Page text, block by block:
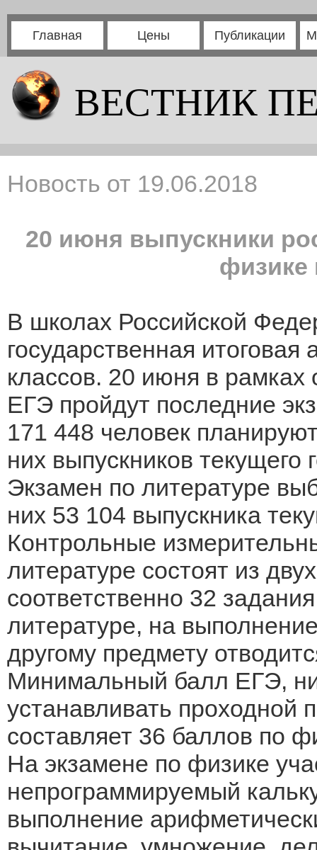
Главная Цены Публикации
ВЕСТНИК
Новость от 19.06.2018
20 июня выпускники
физике
В школах Российской
государственная итоговая
классов. 20 июня в рамках
ЕГЭ пройдут последние
171 448 человек
них выпускников текущего
Экзамен по литературе
них 53 104 выпускника
Контрольные
литературе состоят из
соответственно 32
литературе, на
другому предмету
Минимальный балл ЕГЭ,
устанавливать проходной
составляет 36 баллов по
На экзамене по физике
непрограммируемый
выполнение